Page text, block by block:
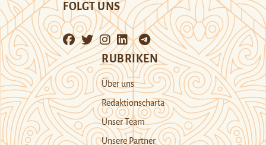
FOLGT UNS
RUBRIKEN
Über uns
Redaktionscharta
Unser Team
Unsere Partner